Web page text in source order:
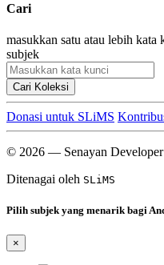
Cari
masukkan satu atau lebih
subjek
Cari Koleksi
Donasi untuk SLiMS
© 2026 — Senayan
Ditenagai oleh SLiMS
Pilih subjek yang menarik bagi
×